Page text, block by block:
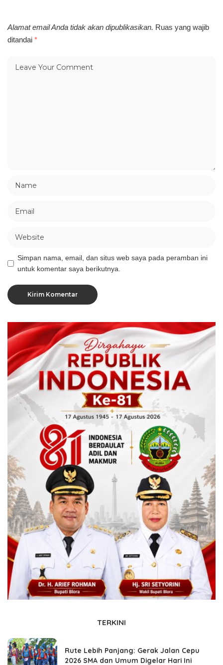
Alamat email Anda tidak akan dipublikasikan. Ruas yang wajib
ditandai *
Simpan nama, email, dan situs web saya pada peramban ini
untuk komentar saya berikutnya.
TERKINI
Rute Lebih Panjang: Gerak Jalan Cepu
2026 SMA dan Umum Digelar Hari Ini